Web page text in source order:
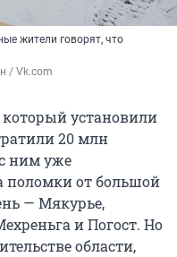
жители говорят, что
/ Vk.com
установили
20 млн
ним уже
поломки от большой
— Мякурье,
и Погост. Но
области,